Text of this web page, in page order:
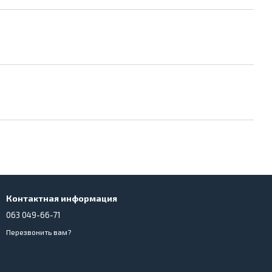
Контактная информация
063 049-66-71
Перезвонить вам?